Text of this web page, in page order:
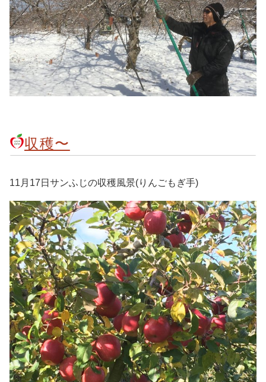
収穫〜
11月17日サンふじの収穫風景(りんごもぎ手)